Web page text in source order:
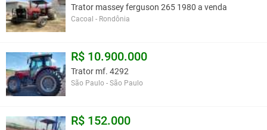
Trator massey ferguson 265 1980 a venda
Cacoal - Rondônia
R$ 10.900.000
Trator mf. 4292
São Paulo - São Paulo
R$ 152.000